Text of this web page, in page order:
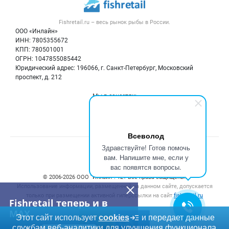
Всеволод
Здравствуйте! Готов помочь
вам. Напишите мне, если у
вас появятся вопросы.
Fishretail теперь и в
MAX
Fishretail.ru – весь рынок рыбы в России.
ООО «Инлайн»
ИНН: 7805355672
КПП: 780501001
ОГРН: 1047855085442
Юридический адрес: 196066, г. Санкт-Петербург, Московский
проспект, д. 212
Контактная информация
Политика обработки персональных данных
Новости рынка
Блог
Рыба
Икра
Карта объявлений
Мы в соцсетях:
Счетчики, авторское право, логотипы
© 2006‑2026 ООО “Инлайн”. 12+ Все права защищены.
Использование информации, размещенной на данном сайте, допускается
только при размещении активной гиперссылки на сайтfishretail.ru
Этот сайт использует cookies
и передает данные